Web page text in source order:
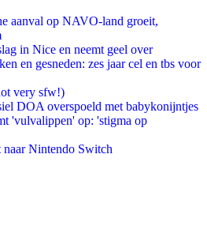
aanval op NAVO-land groeit,
in Nice en neemt geel over
en gesneden: zes jaar cel en tbs voor
very sfw!)
DOA overspoeld met babykonijntjes
'vulvalippen' op: 'stigma op
naar Nintendo Switch